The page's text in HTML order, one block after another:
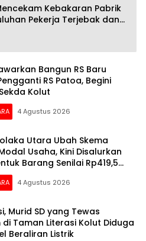
Kebakaran Pabrik
Pekerja Terjebak dan
Bangun RS Baru
RS Patoa, Begini
Kolut
4 Agustus 2026
Utara Ubah Skema
Usaha, Kini Disalurkan
Barang Senilai Rp419,5
4 Agustus 2026
Murid SD yang Tewas
di Taman Literasi Kolut Diduga
Beraliran Listrik